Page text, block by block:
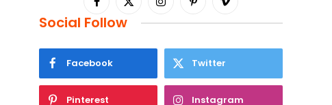
Facebook
X
(Twitter)
InstagramPinterestVimeo
Social Follow
Facebook Twitter
Pinterest Instagram